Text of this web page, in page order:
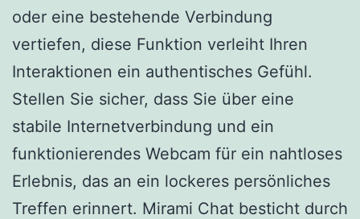
oder eine bestehende Verbindung
vertiefen, diese Funktion verleiht Ihren
Interaktionen ein authentisches Gefühl.
Stellen Sie sicher, dass Sie über eine
stabile Internetverbindung und ein
funktionierendes Webcam für ein nahtloses
Erlebnis, das an ein lockeres persönliches
Treffen erinnert. Mirami Chat besticht durch